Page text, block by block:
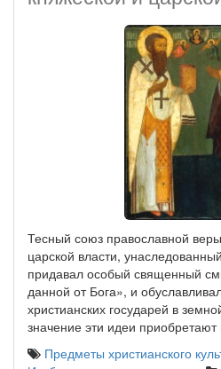
Тесный союз православной
царской власти,
придавал особый священный
данной от Бога», и
христианских государей в
значение эти идеи приобретают
Предметы христианского